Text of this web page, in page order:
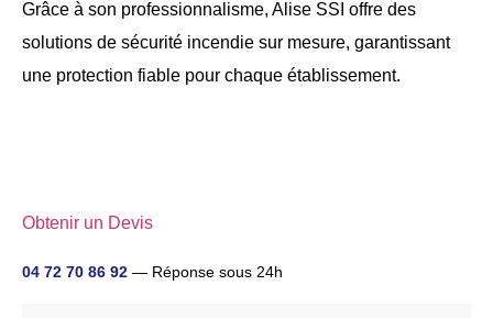
Grâce à son professionnalisme, Alise SSI offre des
solutions de sécurité incendie sur mesure, garantissant
une protection fiable pour chaque établissement.
Obtenir un Devis
04 72 70 86 92 — Réponse sous 24h